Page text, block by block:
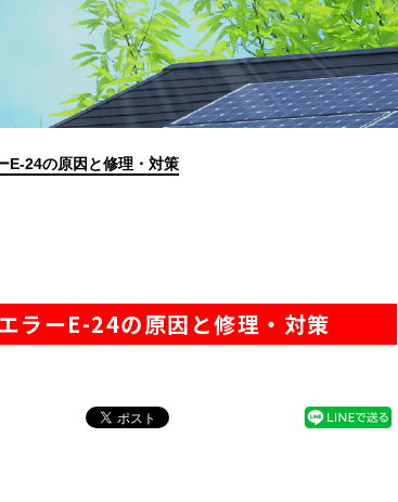
E-24の原因と修理・対策
ラーE-24の原因と修理・対策